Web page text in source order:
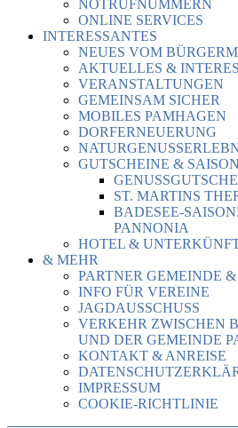
NOTRUFNUMMERN
ONLINE SERVICES
INTERESSANTES
NEUES VOM
AKTUELLES &
VERANSTALTUNGEN
GEMEINSAM SICHER
MOBILES PAMHAGEN
DORFERNEUERUNG
GUTSCHEINE &
ST. MARTINS
BADESEE-
PANNONIA
HOTEL &
& MEHR
PARTNER GEMEINDE
INFO FÜR VEREINE
JAGDAUSSCHUSS
VERKEHR ZWISCHEN
UND DER GEMEINDE
KONTAKT & ANREISE
IMPRESSUM
COOKIE-RICHTLINIE